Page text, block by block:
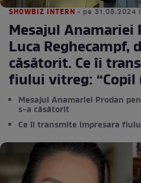
SHOWBIZ INTERN • pe 31.08.2024
Mesajul Anamariei
Luca Reghecampf,
căsătorit. Ce îi
fiului vitreg: “Copil
Mesajul Anamariei Prodan
s-a căsătorit
Ce îi transmite impresara